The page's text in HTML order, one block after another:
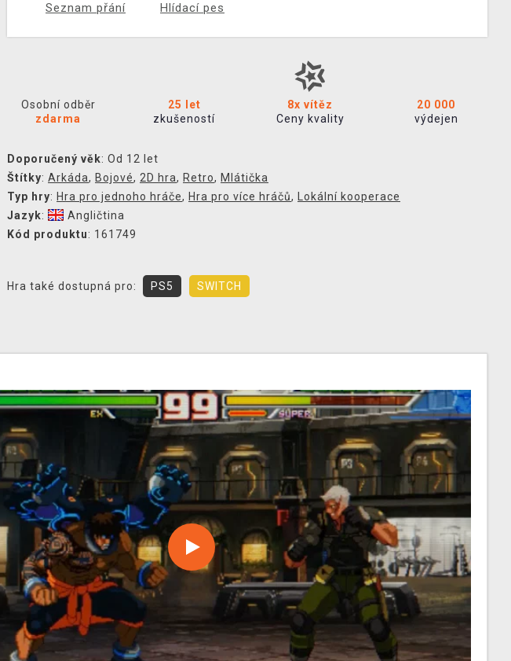
Seznam přání Hlídací pes
Osobní odběr
zdarma
25 let
zkušeností
8x vítěz
Ceny kvality
20 000
výdejen
Doporučený věk: Od 12 let
Štítky: Arkáda, Bojové, 2D hra, Retro, Mlátička
Typ hry: Hra pro jednoho hráče, Hra pro více hráčů,
Lokální kooperace
Jazyk:
Angličtina
Kód produktu: 161749
Hra také dostupná pro: PS5 SWITCH